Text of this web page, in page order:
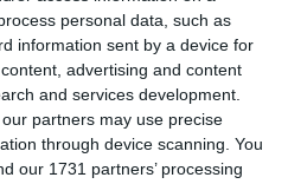
personal data, such as
information sent by a device for
advertising and content
and services development.
partners may use precise
through device scanning. You
our 1731 partners’ processing
23 May, 2015 14:21